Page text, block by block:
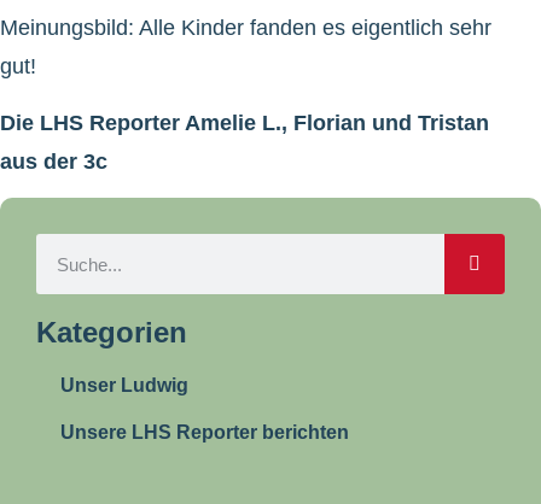
Meinungsbild: Alle Kinder fanden es eigentlich sehr
gut!
Die LHS Reporter Amelie L., Florian und Tristan
aus der 3c
Kategorien
Unser Ludwig
Unsere LHS Reporter berichten